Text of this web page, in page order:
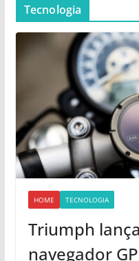
Tecnologia
HOME TECNOLOGIA
Triumph
navegador